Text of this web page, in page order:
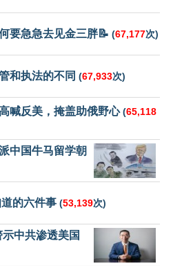
要急急去见金三胖📝 (67,177次)
和执法的不同 (67,933次)
喊反美，掩盖助俄野心(65,118
中国牛马留学朝
的六件事 (53,139次)
中共渗透美国